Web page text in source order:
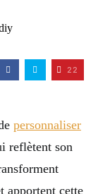
22
personnaliser
reflètent son
apportent cette